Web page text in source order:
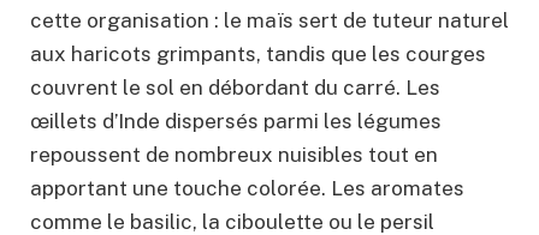
cette organisation : le maïs sert de tuteur naturel
aux haricots grimpants, tandis que les courges
couvrent le sol en débordant du carré. Les
œillets d’Inde dispersés parmi les légumes
repoussent de nombreux nuisibles tout en
apportant une touche colorée. Les aromates
comme le basilic, la ciboulette ou le persil